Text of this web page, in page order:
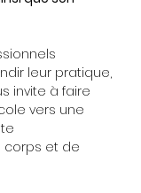
leur pratique,
invite à faire
vers une
corps et de